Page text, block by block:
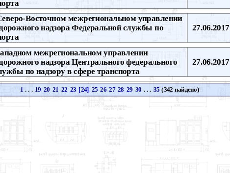
Восточном межрегиональном управлении
надзора Федеральной службы по 27.06.2017
межрегиональном управлении
надзора Центрального федерального
по надзору в сфере транспорта
27.06.2017
1 . . . 19 20 21 22 23 [24] 25 26 27 28 29 30 . . . 35 (342 найдено)